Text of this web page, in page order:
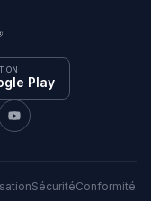
ON
Play
SécuritéConformité